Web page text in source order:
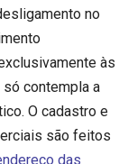
no
às
só contempla a
O cadastro e
são feitos
das